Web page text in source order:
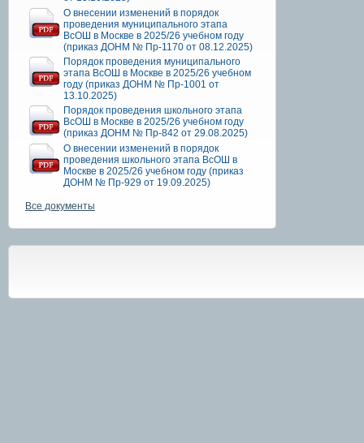
О внесении изменений в порядок
проведения муниципального этапа
ВсОШ в Москве в 2025/26 учебном году
(приказ ДОНМ № Пр-1170 от 08.12.2025)
Порядок проведения муниципального
этапа ВсОШ в Москве в 2025/26 учебном
году (приказ ДОНМ № Пр-1001 от
13.10.2025)
Порядок проведения школьного этапа
ВсОШ в Москве в 2025/26 учебном году
(приказ ДОНМ № Пр-842 от 29.08.2025)
О внесении изменений в порядок
проведения школьного этапа ВсОШ в
Москве в 2025/26 учебном году (приказ
ДОНМ № Пр-929 от 19.09.2025)
Все документы